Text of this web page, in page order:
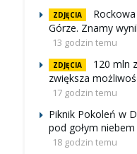
ZDJĘCIA
Górze. Znamy
13 godzin temu
ZDJĘCIA
120 mln
zwiększa
17 godzin temu
Piknik Pokoleń w
pod gołym niebem
18 godzin temu